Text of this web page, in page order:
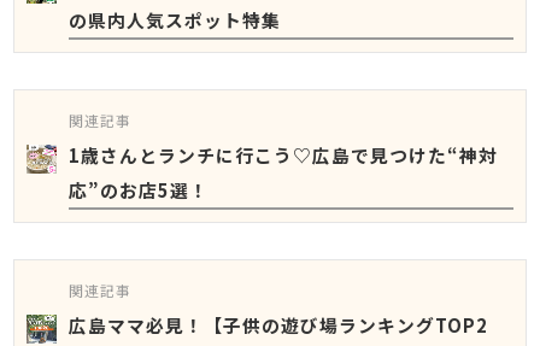
の県内人気スポット特集
関連記事
1歳さんとランチに行こう♡広島で見つけた“神対
応”のお店5選！
関連記事
広島ママ必見！【子供の遊び場ランキングTOP2